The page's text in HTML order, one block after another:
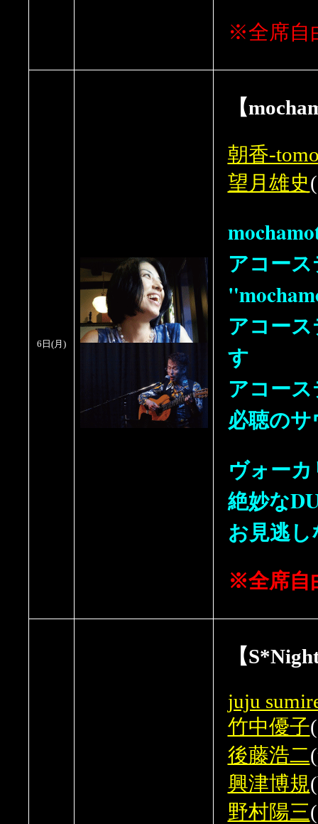
※全席自
6日 (月 )
【
朝香-
望月雄史
アコー
アコー
す
アコー
必聴の
ヴォー
絶妙な
お見逃
※全席自
【
juju
竹中優子
後藤浩二
興津博規
野村陽三